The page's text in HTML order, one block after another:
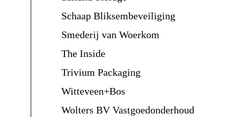
Schaap Bliksembeveiliging
Smederij van Woerkom
The Inside
Trivium Packaging
Witteveen+Bos
Wolters BV Vastgoedonderhoud